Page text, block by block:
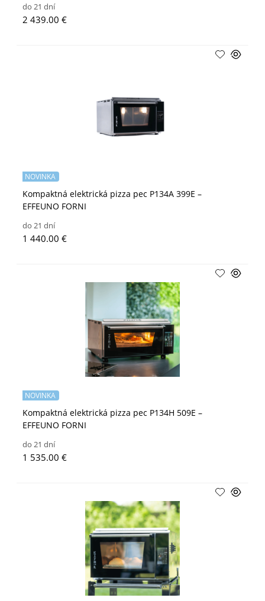
do 21 dní
2 439.00 €
Kompaktná elektrická pizza pec P134A 399E –
EFFEUNO FORNI
NOVINKA
do 21 dní
1 440.00 €
Kompaktná elektrická pizza pec P134H 509E –
EFFEUNO FORNI
NOVINKA
do 21 dní
1 535.00 €